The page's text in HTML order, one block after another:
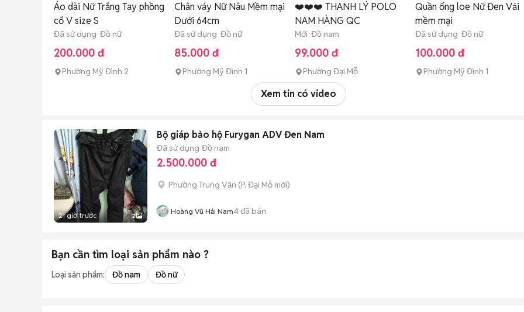
Áo dài Nữ Trắng Tay phồng
cổ V size S
Đã sử dụng Đồ nữ
200.000 đ
Phường Mỹ Đình 2
Chân váy Nữ Nâu Mềm mại
Dưới 64cm
Đã sử dụng Đồ nữ
85.000 đ
Phường Mỹ Đình 1
❤️❤️❤️ THANH LÝ POLO
NAM HÀNG QC
Mới Đồ nam
99.000 đ
Phường Đại Mỗ
Quần ống loe Nữ Đen Vải
mềm mại
Đã sử dụng Đồ nữ
100.000 đ
Phường Mỹ Đình 1
Xem tin có video
21 giờ trước 2
Bộ giáp bảo hộ Furygan ADV Đen Nam
Đã sử dụng Đồ nam
2.500.000 đ
Phường Trung Văn (P. Đại Mỗ mới)
Hoàng Vũ Hải Nam4đã bán
Bạn cần tìm loại sản phẩm nào ?
Loại sản phẩm: Đồ nam Đồ nữ